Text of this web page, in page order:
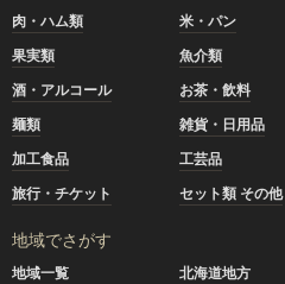
肉・ハム類 米・パン
果実類
魚介類
酒・アルコール
お茶・飲料
麺類
雑貨・日用品
加工食品
工芸品
旅行・チケット
セット類 その他
地域でさがす
地域一覧 北海道地方